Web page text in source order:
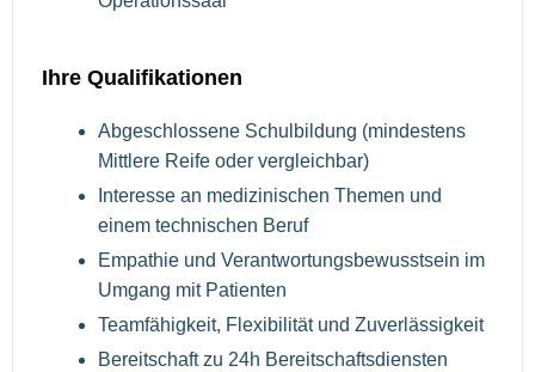
Ihre Qualifikationen
Abgeschlossene Schulbildung (mindestens
Mittlere Reife oder vergleichbar)
Interesse an medizinischen Themen und
einem technischen Beruf
Empathie und Verantwortungsbewusstsein im
Umgang mit Patienten
Teamfähigkeit, Flexibilität und Zuverlässigkeit
Bereitschaft zu 24h Bereitschaftsdiensten